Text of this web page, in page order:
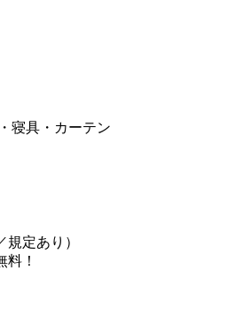
寝具・カーテン
定あり）
！